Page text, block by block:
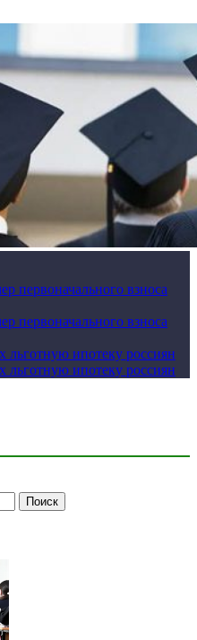
первоначального взноса
первоначального взноса
льготную ипотеку россиян
льготную ипотеку россиян